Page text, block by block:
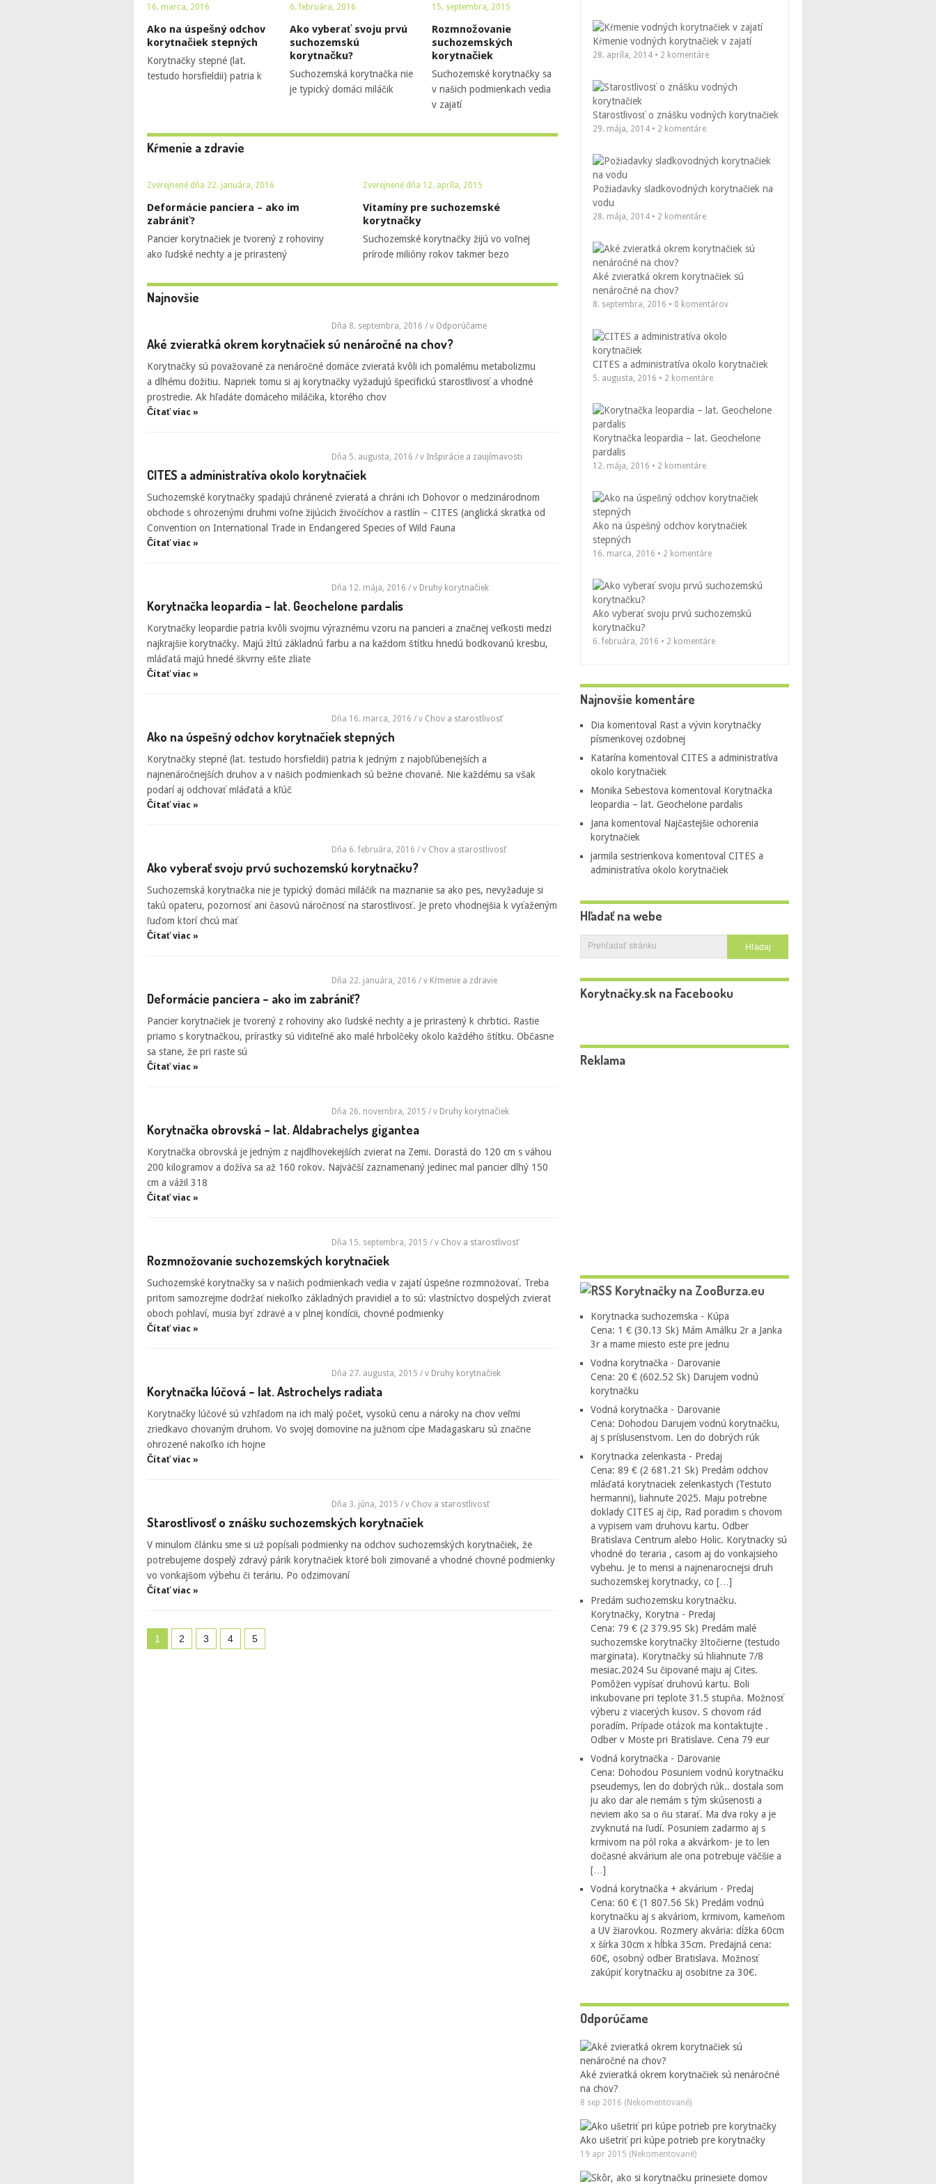
16. marca, 2016
Ako na úspešný odchov
korytnačiek stepných
Korytnačky stepné (lat.
testudo horsfieldii) patria k
6. februára, 2016
Ako vyberať svoju prvú
suchozemskú
korytnačku?
Suchozemská korytnačka nie
je typický domáci miláčik
15. septembra, 2015
Rozmnožovanie
suchozemských
korytnačiek
Suchozemské korytnačky sa
v našich podmienkach vedia
v zajatí
Kŕmenie a zdravie
Zverejnené dňa 22. januára, 2016
Deformácie panciera – ako im
zabrániť?
Pancier korytnačiek je tvorený z rohoviny
ako ľudské nechty a je prirastený
Zverejnené dňa 12. apríla, 2015
Vitamíny pre suchozemské
korytnačky
Suchozemské korytnačky žijú vo voľnej
prírode milióny rokov takmer bezo
Najnovšie
Dňa 8. septembra, 2016 / v Odporúčame
Aké zvieratká okrem korytnačiek sú nenáročné na chov?
Korytnačky sú považované za nenáročné domáce zvieratá kvôli ich pomalému metabolizmu
a dlhému dožitiu. Napriek tomu si aj korytnačky vyžadujú špecifickú starostlivosť a vhodné
prostredie. Ak hľadáte domáceho miláčika, ktorého chov
Čítať viac »
Dňa 5. augusta, 2016 / v Inšpirácie a zaujímavosti
CITES a administratíva okolo korytnačiek
Suchozemské korytnačky spadajú chránené zvieratá a chráni ich Dohovor o medzinárodnom
obchode s ohrozenými druhmi voľne žijúcich živočíchov a rastlín – CITES (anglická skratka od
Convention on International Trade in Endangered Species of Wild Fauna
Čítať viac »
Dňa 12. mája, 2016 / v Druhy korytnačiek
Korytnačka leopardia – lat. Geochelone pardalis
Korytnačky leopardie patria kvôli svojmu výraznému vzoru na pancieri a značnej veľkosti medzi
najkrajšie korytnačky. Majú žltú základnú farbu a na každom štítku hnedú bodkovanú kresbu,
mláďatá majú hnedé škvrny ešte zliate
Čítať viac »
Dňa 16. marca, 2016 / v Chov a starostlivosť
Ako na úspešný odchov korytnačiek stepných
Korytnačky stepné (lat. testudo horsfieldii) patria k jedným z najobľúbenejších a
najnenáročnejších druhov a v našich podmienkach sú bežne chované. Nie každému sa však
podarí aj odchovať mláďatá a kľúč
Čítať viac »
Dňa 6. februára, 2016 / v Chov a starostlivosť
Ako vyberať svoju prvú suchozemskú korytnačku?
Suchozemská korytnačka nie je typický domáci miláčik na maznanie sa ako pes, nevyžaduje si
takú opateru, pozornosť ani časovú náročnosť na starostlivosť. Je preto vhodnejšia k vyťaženým
ľuďom ktorí chcú mať
Čítať viac »
Dňa 22. januára, 2016 / v Kŕmenie a zdravie
Deformácie panciera – ako im zabrániť?
Pancier korytnačiek je tvorený z rohoviny ako ľudské nechty a je prirastený k chrbtici. Rastie
priamo s korytnačkou, prírastky sú viditeľné ako malé hrbolčeky okolo každého štítku. Občasne
sa stane, že pri raste sú
Čítať viac »
Dňa 26. novembra, 2015 / v Druhy korytnačiek
Korytnačka obrovská – lat. Aldabrachelys gigantea
Korytnačka obrovská je jedným z najdlhovekejších zvierat na Zemi. Dorastá do 120 cm s váhou
200 kilogramov a dožíva sa až 160 rokov. Najväčší zaznamenaný jedinec mal pancier dlhý 150
cm a vážil 318
Čítať viac »
Dňa 15. septembra, 2015 / v Chov a starostlivosť
Rozmnožovanie suchozemských korytnačiek
Suchozemské korytnačky sa v našich podmienkach vedia v zajatí úspešne rozmnožovať. Treba
pritom samozrejme dodržať niekoľko základných pravidiel a to sú: vlastníctvo dospelých zvierat
oboch pohlaví, musia byť zdravé a v plnej kondícii, chovné podmienky
Čítať viac »
Dňa 27. augusta, 2015 / v Druhy korytnačiek
Korytnačka lúčová – lat. Astrochelys radiata
Korytnačky lúčové sú vzhľadom na ich malý počet, vysokú cenu a nároky na chov veľmi
zriedkavo chovaným druhom. Vo svojej domovine na južnom cípe Madagaskaru sú značne
ohrozené nakoľko ich hojne
Čítať viac »
Dňa 3. júna, 2015 / v Chov a starostlivosť
Starostlivosť o znášku suchozemských korytnačiek
V minulom článku sme si už popísali podmienky na odchov suchozemských korytnačiek, že
potrebujeme dospelý zdravý párik korytnačiek ktoré boli zimované a vhodné chovné podmienky
vo vonkajšom výbehu či teráriu. Po odzimovaní
Čítať viac »
1 2 3 4 5
Kŕmenie vodných korytnačiek v zajatí
28. apríla, 2014 • 2 komentáre
Starostlivosť o znášku vodných korytnačiek
29. mája, 2014 • 2 komentáre
Požiadavky sladkovodných korytnačiek na
vodu
28. mája, 2014 • 2 komentáre
Aké zvieratká okrem korytnačiek sú
nenáročné na chov?
8. septembra, 2016 • 0 komentárov
CITES a administratíva okolo korytnačiek
5. augusta, 2016 • 2 komentáre
Korytnačka leopardia – lat. Geochelone
pardalis
12. mája, 2016 • 2 komentáre
Ako na úspešný odchov korytnačiek
stepných
16. marca, 2016 • 2 komentáre
Ako vyberať svoju prvú suchozemskú
korytnačku?
6. februára, 2016 • 2 komentáre
Najnovšie komentáre
Dia komentoval Rast a vývin korytnačky
písmenkovej ozdobnej
Katarína komentoval CITES a administratíva
okolo korytnačiek
Monika Sebestova komentoval Korytnačka
leopardia – lat. Geochelone pardalis
Jana komentoval Najčastejšie ochorenia
korytnačiek
jarmila sestrienkova komentoval CITES a
administratíva okolo korytnačiek
Hľadať na webe
Korytnačky.sk na Facebooku
Reklama
Korytnačky na ZooBurza.eu
Korytnacka suchozemska - Kúpa
Cena: 1 € (30.13 Sk) Mám Amálku 2r a Janka
3r a mame miesto este pre jednu
Vodna korytnačka - Darovanie
Cena: 20 € (602.52 Sk) Darujem vodnú
korytnačku
Vodná korytnačka - Darovanie
Cena: Dohodou Darujem vodnú korytnačku,
aj s príslusenstvom. Len do dobrých rúk
Korytnacka zelenkasta - Predaj
Cena: 89 € (2 681.21 Sk) Predám odchov
mláďatá korytnaciek zelenkastych (Testuto
hermanni), liahnute 2025. Maju potrebne
doklady CITES aj čip, Rad poradim s chovom
a vypisem vam druhovu kartu. Odber
Bratislava Centrum alebo Holic. Korytnacky sú
vhodné do teraria , casom aj do vonkajsieho
vybehu. Je to mensi a najnenarocnejsi druh
suchozemskej korytnacky, co […]
Predám suchozemsku korytnačku.
Korytnačky, Korytna - Predaj
Cena: 79 € (2 379.95 Sk) Predám malé
suchozemske korytnačky žltočierne (testudo
marginata). Korytnačky sú hliahnute 7/8
mesiac.2024 Su čipované maju aj Cites.
Pomôžen vypísať druhovú kartu. Boli
inkubovane pri teplote 31.5 stupňa. Možnosť
výberu z viacerých kusov. S chovom rád
poradím. Prípade otázok ma kontaktujte .
Odber v Moste pri Bratislave. Cena 79 eur
Vodná korytnačka - Darovanie
Cena: Dohodou Posuniem vodnú korytnačku
pseudemys, len do dobrých rúk.. dostala som
ju ako dar ale nemám s tým skúsenosti a
neviem ako sa o ňu starať. Ma dva roky a je
zvyknutá na ľudí. Posuniem zadarmo aj s
krmivom na pól roka a akvárkom- je to len
dočasné akvárium ale ona potrebuje väčšie a
[…]
Vodná korytnačka + akvárium - Predaj
Cena: 60 € (1 807.56 Sk) Predám vodnú
korytnačku aj s akváriom, krmivom, kameňom
a UV žiarovkou. Rozmery akvária: dĺžka 60cm
x šírka 30cm x hĺbka 35cm. Predajná cena:
60€, osobný odber Bratislava. Možnosť
zakúpiť korytnačku aj osobitne za 30€.
Odporúčame
Aké zvieratká okrem korytnačiek sú nenáročné
na chov?
8 sep 2016 (Nekomentované)
Ako ušetriť pri kúpe potrieb pre korytnačky
19 apr 2015 (Nekomentované)